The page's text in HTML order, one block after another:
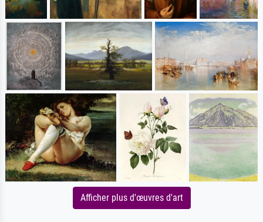
Afficher plus d'œuvres d'art